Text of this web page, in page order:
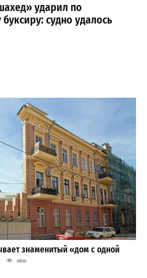
ударил по
судно удалось
знаменитый «дом с одной
34150